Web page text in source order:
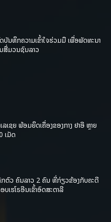
ບັນທຶກຄວາມເຂົ້າໃຈຮ່ວມມື ເພື່ອພັດທະນາ
ສື່ມວນຊົນລາວ
ເຊຍ ພ້ອມຍຶດເຄື່ອງຂອງກາງ ຢາອີ ຫຼາຍ
ເມັດ
ກຕົວ ຄົນລາວ 2 ຄົນ ທີ່ກ່ຽວຂ້ອງກັບຄະດີ
ເຮໂຣອີນເຂົ້າອົດສະຕາລີ